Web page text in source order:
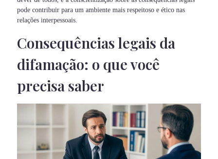
pode contribuir para um ambiente mais respeitoso e ético nas
relações interpessoais.
Consequências legais da
difamação: o que você
precisa saber